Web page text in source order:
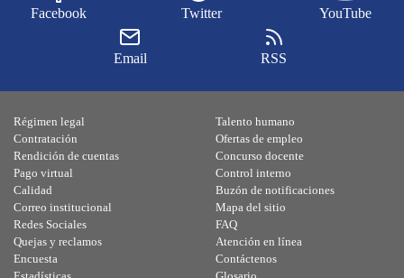
Facebook Twitter YouTube
Email RSS
Régimen legal
Contratación
Rendición de cuentas
Pago virtual
Calidad
Talento humano
Ofertas de empleo
Concurso docente
Control interno
Buzón de notificaciones
Correo institucional
Redes Sociales
Quejas y reclamos
Encuesta
Mapa del sitio
FAQ
Atención en línea
Contáctenos